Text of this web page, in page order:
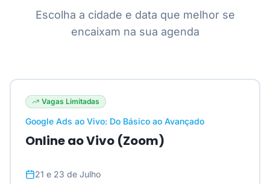
Escolha a cidade e data que melhor se
encaixam na sua agenda
Vagas Limitadas
Google Ads ao Vivo: Do Básico ao Avançado
Online ao Vivo (Zoom)
21 e 23 de Julho